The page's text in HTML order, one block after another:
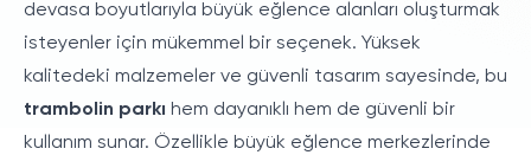
devasa boyutlarıyla büyük eğlence alanları oluşturmak
isteyenler için mükemmel bir seçenek. Yüksek
kalitedeki malzemeler ve güvenli tasarım sayesinde, bu
trambolin parkı hem dayanıklı hem de güvenli bir
kullanım sunar. Özellikle büyük eğlence merkezlerinde